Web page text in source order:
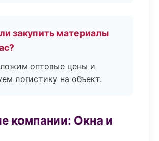
закупить материалы
оптовые цены и
логистику на объект.
компании: Окна и